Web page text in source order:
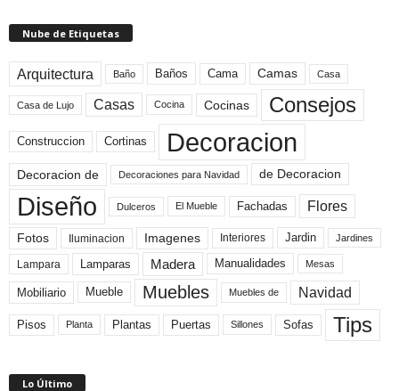
Nube de Etiquetas
Arquitectura Baño Baños Cama Camas Casa
Casa de Lujo Casas Cocina Cocinas Consejos
Construccion Cortinas Decoracion
Decoracion de Decoraciones para Navidad de Decoracion
Diseño Dulceros El Mueble Fachadas Flores
Fotos Iluminacion Imagenes Interiores Jardin Jardines
Lampara Lamparas Madera Manualidades Mesas
Mobiliario Mueble Muebles Muebles de Navidad
Pisos Planta Plantas Puertas Sillones Sofas Tips
Lo Último